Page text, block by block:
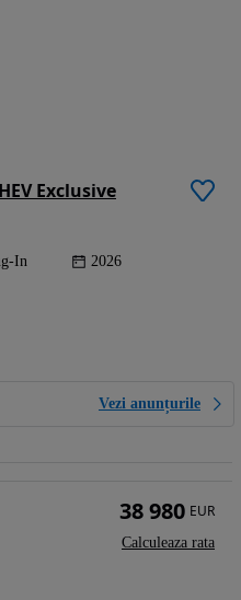
Exclusive
In 2026
Vezi anunțurile
38 980 EUR
Calculeaza rata